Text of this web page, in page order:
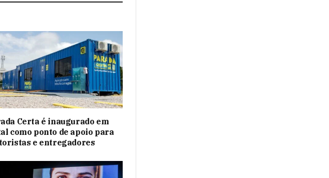
Certa é inaugurado em
como ponto de apoio para
e entregadores